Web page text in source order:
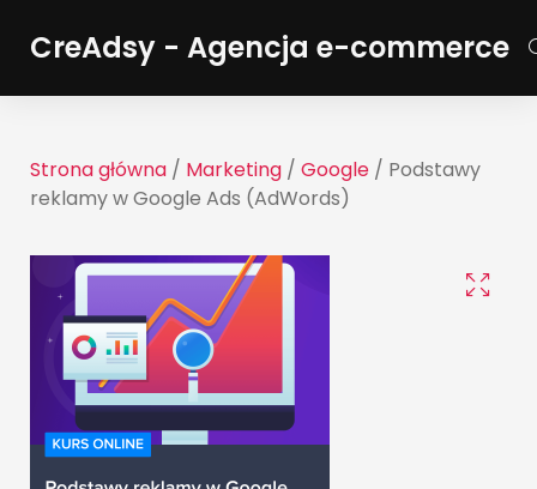
CreAdsy - Agencja e-commerce
Strona główna / Marketing / Google / Podstawy
reklamy w Google Ads (AdWords)